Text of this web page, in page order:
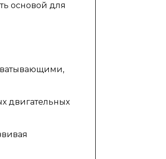
основой для
двигательных